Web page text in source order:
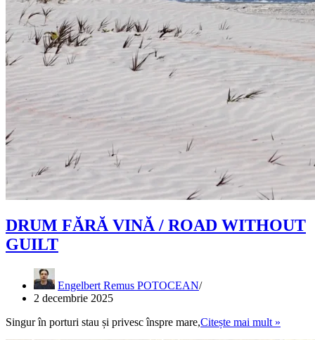
DRUM FĂRĂ VINĂ / ROAD WITHOUT
GUILT
Engelbert Remus POTOCEAN
2 decembrie 2025
Singur în porturi stau și privesc înspre mare,Citește mai mult »